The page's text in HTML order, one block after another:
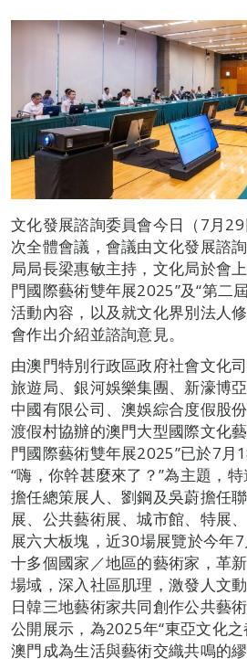
文化發展諮詢委員會今日（7月
次全體會議，會議由文化發展諮
局局長梁惠敏主持，文化局於會
門國際藝術雙年展2025”及“第二
活動內容，以及就文化界別法人
會作出介紹並諮詢意見。
由澳門特別行政區政府社會文化
旅遊局、銀河娛樂集團、新濠博
中國有限公司、澳娛綜合度假股
渡假村協辦的澳門大型國際文化
門國際藝術雙年展2025”已於7月
“嗨，你幹甚麼來了？”為主題，
擔任總策展人、劉鋼及吳蔚擔任
展、公共藝術展、城市館、特展
展六大板塊，近30場展覽於今年
十多個國家／地區的藝術家，革
場域，深入社區肌理，激發人文
日韓三地藝術家共同創作公共藝
公開展示，為2025年“東亞文化
澳門成為生活與藝術交織共鳴的繆